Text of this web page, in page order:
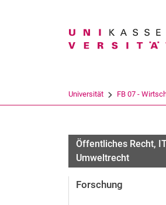
Universität FB 07 -
Öffentliches Recht,
Umweltrecht
Forschung